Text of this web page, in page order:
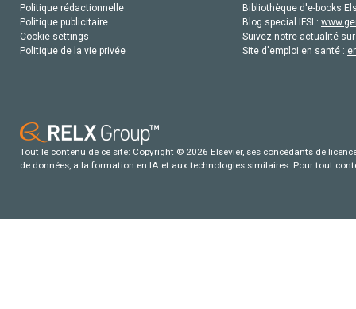
Politique rédactionnelle
Politique publicitaire
Cookie settings
Politique de la vie privée
Bibliothèque d'e-books
Blog special IFSI :
Suivez notre actualité
Site d'emploi en santé :
Tout le contenu de ce site: Copyright © 2026 Elsevier, ses concédants de
de données, a la formation en IA et aux technologies similaires. Pour tout